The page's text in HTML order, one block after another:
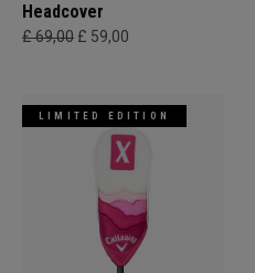
Headcover
£ 69,00 £ 59,00
LIMITED EDITION